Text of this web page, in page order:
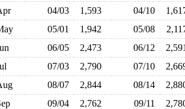
04/03 1,593 04/10
05/01 1,942 05/08
06/05 2,473 06/12
07/03 2,790 07/10
08/07 2,844 08/14
09/04 2,762 09/11